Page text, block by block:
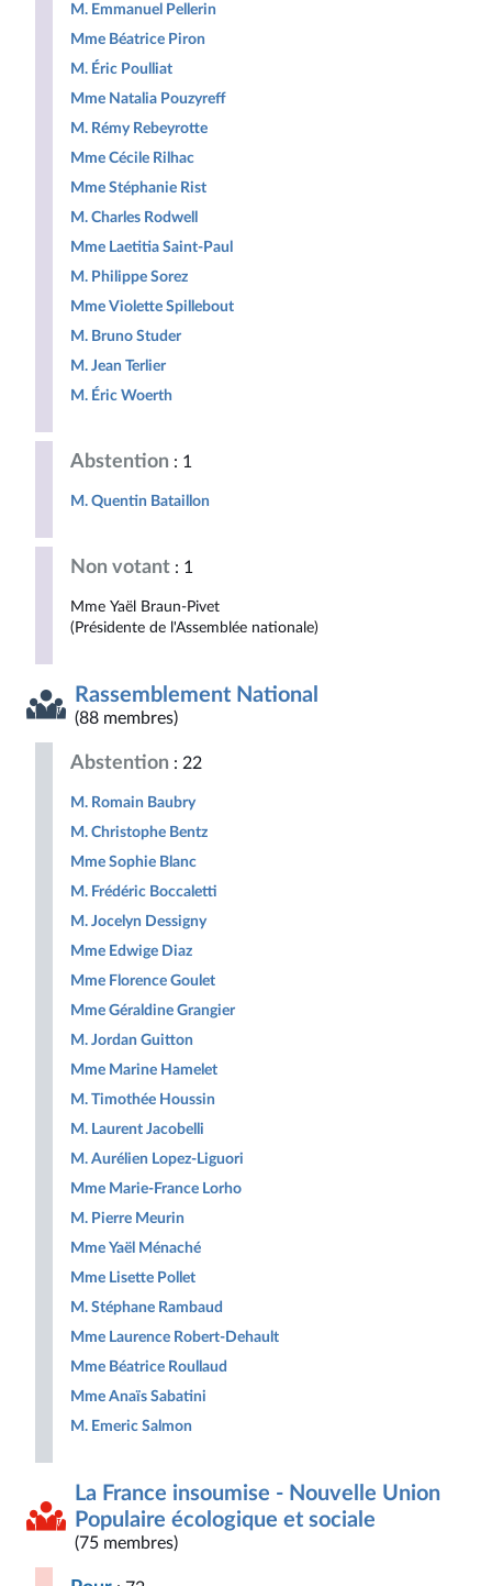
M. Emmanuel Pellerin
Mme Béatrice Piron
M. Éric Poulliat
Mme Natalia Pouzyreff
M. Rémy Rebeyrotte
Mme Cécile Rilhac
Mme Stéphanie Rist
M. Charles Rodwell
Mme Laetitia Saint-Paul
M. Philippe Sorez
Mme Violette Spillebout
M. Bruno Studer
M. Jean Terlier
M. Éric Woerth
Abstention : 1
M. Quentin Bataillon
Non votant : 1
Mme Yaël Braun-Pivet
(Présidente de l'Assemblée nationale)
Rassemblement National
(88 membres)
Abstention : 22
M. Romain Baubry
M. Christophe Bentz
Mme Sophie Blanc
M. Frédéric Boccaletti
M. Jocelyn Dessigny
Mme Edwige Diaz
Mme Florence Goulet
Mme Géraldine Grangier
M. Jordan Guitton
Mme Marine Hamelet
M. Timothée Houssin
M. Laurent Jacobelli
M. Aurélien Lopez-Liguori
Mme Marie-France Lorho
M. Pierre Meurin
Mme Yaël Ménaché
Mme Lisette Pollet
M. Stéphane Rambaud
Mme Laurence Robert-Dehault
Mme Béatrice Roullaud
Mme Anaïs Sabatini
M. Emeric Salmon
La France insoumise - Nouvelle Union
Populaire écologique et sociale
(75 membres)